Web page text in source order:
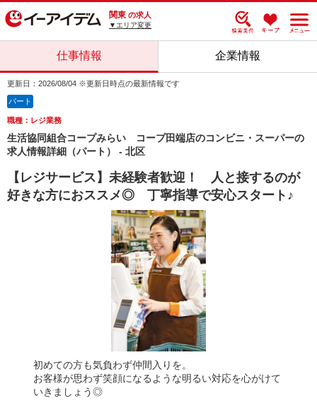
関東 の求人
▼エリア変更
仕事情報 企業情報
更新日：2026/08/04 ※更新日時点の最新情報です
パート
職種：レジ業務
生活協同組合コープみらい コープ田端店のコンビニ・スーパーの
求人情報詳細（パート） - 北区
【レジサービス】未経験者歓迎！ 人と接するのが
好きな方におススメ◎ 丁寧指導で安心スタート♪
初めての方も気負わず仲間入りを。
お客様が思わず笑顔になるような明るい対応を心がけて
いきましょう◎